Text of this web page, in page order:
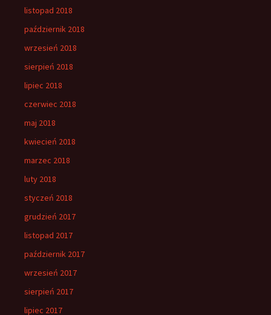
listopad 2018
październik 2018
wrzesień 2018
sierpień 2018
lipiec 2018
czerwiec 2018
maj 2018
kwiecień 2018
marzec 2018
luty 2018
styczeń 2018
grudzień 2017
listopad 2017
październik 2017
wrzesień 2017
sierpień 2017
lipiec 2017